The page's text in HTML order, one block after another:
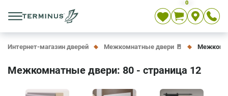
0
Интернет-магазин дверей Межкомнатные двери 🚪
Межкомнатные двери: 80 - страница 12